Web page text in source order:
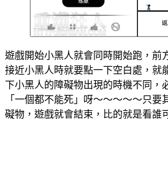
遊戲開始小黑人就會同時開始跑，前
接近小黑人時就要點一下空白處，就
下小黑人的障礙物出現的時機不同，
「一個都不能死」呀～～～～～只
礙物，遊戲就會結束，比的就是看誰